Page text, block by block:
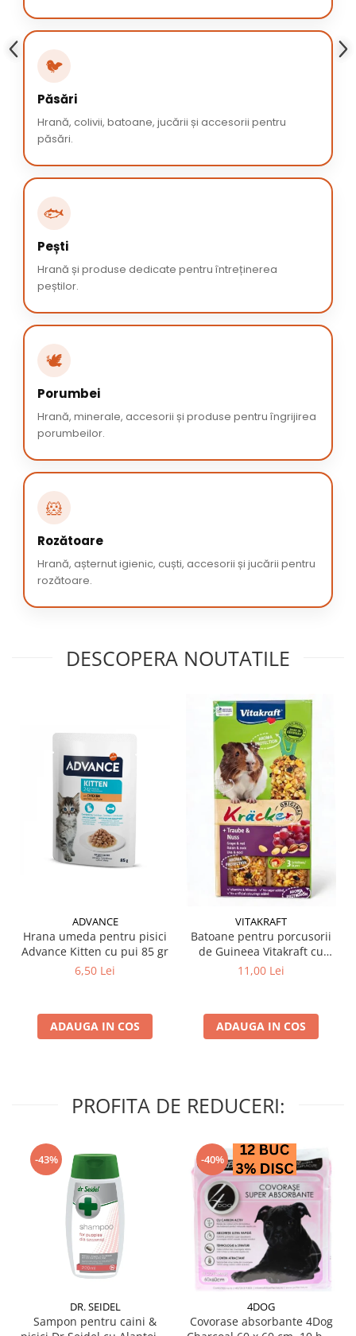
🐦
Păsări
Hrană, colivii, batoane, jucării și accesorii pentru
păsări.
🐟
Pești
Hrană și produse dedicate pentru întreținerea
peștilor.
🕊️
Porumbei
Hrană, minerale, accesorii și produse pentru îngrijirea
porumbeilor.
🐹
Rozătoare
Hrană, așternut igienic, cuști, accesorii și jucării pentru
rozătoare.
DESCOPERA NOUTATILE
ADVANCE
Hrana umeda pentru pisici
Advance Kitten cu pui 85 gr
6,50 Lei
ADAUGA IN COS
VITAKRAFT
Batoane pentru porcusorii
de Guineea Vitakraft cu
struguri & nuci 2 buc
11,00 Lei
ADAUGA IN COS
PROFITA DE REDUCERI:
-43%
DR. SEIDEL
Sampon pentru caini &
-40%
4DOG
Covorase absorbante 4Dog